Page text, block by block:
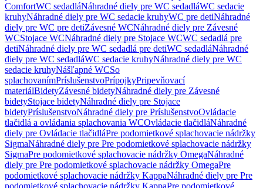
ComfortWC sedadláNáhradné diely pre WC sedadláWC sedacie
kruhyNáhradné diely pre WC sedacie kruhyWC pre detiNáhradné
diely pre WC pre detiZávesné WCNáhradné diely pre Závesné
WCStojace WCNáhradné diely pre Stojace WCWC sedadlá pre
detiNáhradné diely pre WC sedadlá pre detiWC sedadláNáhradné
diely pre WC sedadláWC sedacie kruhyNáhradné diely pre WC
sedacie kruhyNášľapné WCSo
splachovanímPríslušenstvoPrípojkyPripevňovací
materiálBidetyZávesné bidetyNáhradné diely pre Závesné
bidetyStojace bidetyNáhradné diely pre Stojace
bidetyPríslušenstvoNáhradné diely pre PríslušenstvoOvládacie
tlačidlá a ovládania splachovania WCOvládacie tlačidláNáhradné
diely pre Ovládacie tlačidláPre podomietkové splachovacie nádržky
SigmaNáhradné diely pre Pre podomietkové splachovacie nádržky
SigmaPre podomietkové splachovacie nádržky OmegaNáhradné
diely pre Pre podomietkové splachovacie nádržky OmegaPre
podomietkové splachovacie nádržky KappaNáhradné diely pre Pre
podomietkové splachovacie nádržky KappaPre podomietkové